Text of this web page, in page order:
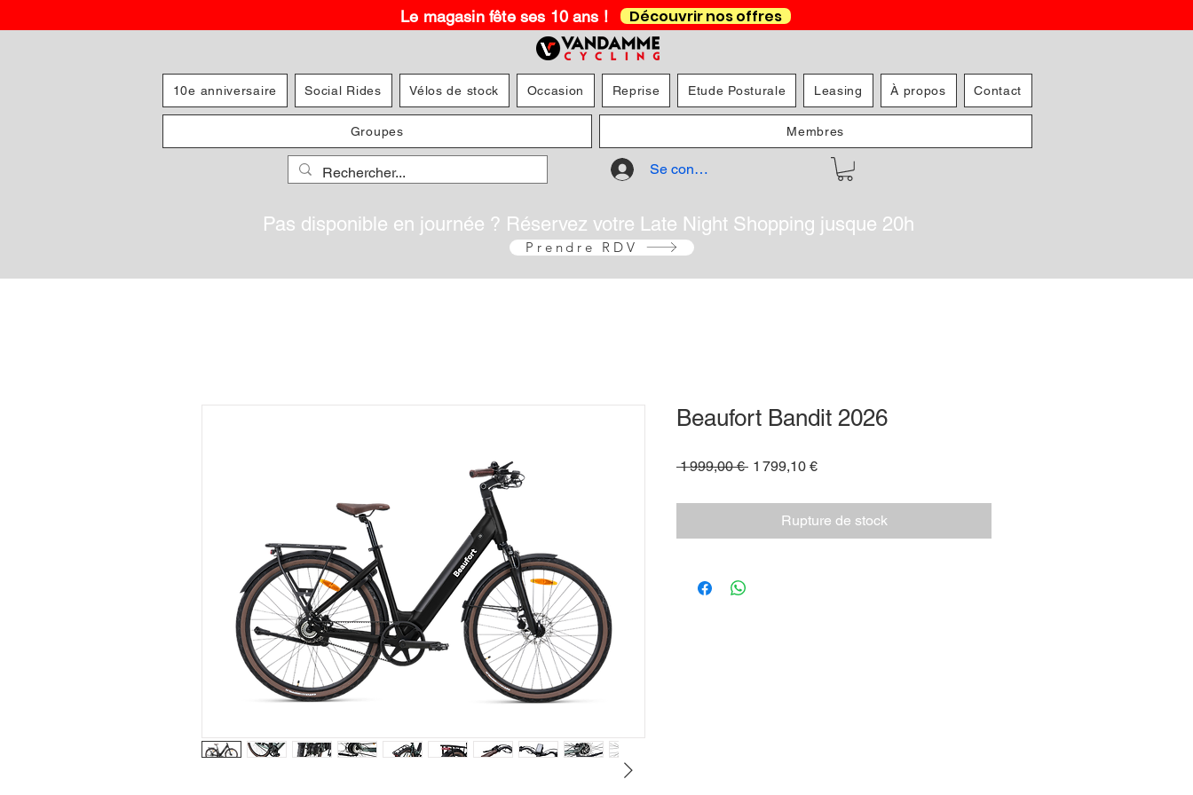
Le magasin fête ses 10 ans ! Découvrir nos offres
10e anniversaire Social Rides Vélos de stock Occasion Reprise Etude Posturale Leasing À propos Contact
Groupes Membres
Se connecter
Pas disponible en journée ? Réservez votre Late Night Shopping jusque 20h
Prendre RDV
Beaufort Bandit 2026
1 999,00 € Prix
1 799,10 €Prix
Rupture de stock